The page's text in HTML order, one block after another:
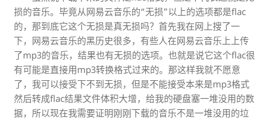
损的音乐。毕竟从网易云音乐的“无损”以上的选项都是flac
的，那到底它这个无损是真无损吗？首先我在网上搜了一
下，网易云音乐的黑历史很多，有些人在网易云音乐上上传
了mp3的音乐，结果也有无损的选项。也就是说它这个flac很
有可能是直接用mp3转换格式过来的。那这样我就不愿意
了，我可以接受下不到无损，但是不能接受本来是mp3格式
然后转成flac结果文件体积大增，给我的硬盘塞一堆没用的数
据，所以现在我需要证明刚刚下载的音乐不是一堆没用的垃